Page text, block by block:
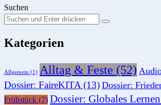
Suchen
Suchen
nach:
Suche
Kategorien
Allgemein (1) Alltag & Feste (52)
Dossier: FaireKITA (13) Dossier:
Frühstück (7) Dossier: Globales Lernen